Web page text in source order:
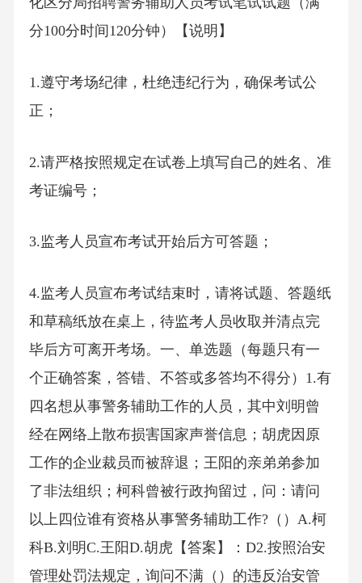
分100分时间120分钟）【说明】
1.遵守考场纪律，杜绝违纪行为，确保考试公
正；
2.请严格按照规定在试卷上填写自己的姓名、准
考证编号；
3.监考人员宣布考试开始后方可答题；
4.监考人员宣布考试结束时，请将试题、答题纸
和草稿纸放在桌上，待监考人员收取并清点完
毕后方可离开考场。一、单选题（每题只有一
个正确答案，答错、不答或多答均不得分）1.有
四名想从事警务辅助工作的人员，其中刘明曾
经在网络上散布损害国家声誉信息；胡虎因原
工作的企业裁员而被辞退；王阳的亲弟弟参加
了非法组织；柯科曾被行政拘留过，问：请问
以上四位谁有资格从事警务辅助工作?（）A.柯
科B.刘明C.王阳D.胡虎【答案】：D2.按照治安
管理处罚法规定，询问不满（）的违反治安管